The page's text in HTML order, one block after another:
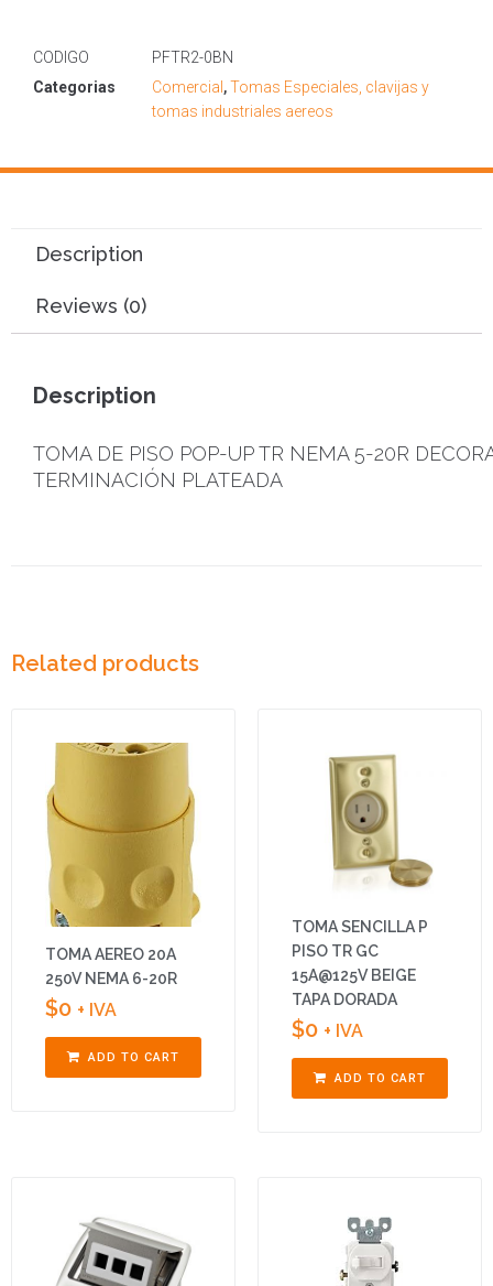
CODIGO
PFTR2-0BN
Categorias
Comercial ,Tomas Especiales, clavijas y
tomas industriales aereos
Description
Reviews (0)
Description
TOMA DE PISO POP-UP TR NEMA 5-20R
TERMINACIÓN PLATEADA
Related products
TOMA AEREO 20A
250V NEMA 6-20R
$0 + IVA
ADD TO CART
TOMA SENCILLA P
PISO TR GC
15A@125V BEIGE
TAPA DORADA
$0 + IVA
ADD TO CART